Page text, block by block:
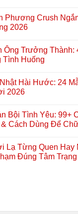
Phương Crush
2026
Ông Trưởng Thành:
Tình Huống
Hài Hước: 24
2026
Bội Tình Yêu: 99+
Cách Dùng Để
Lạ Từng Quen Hay
Đúng Tâm